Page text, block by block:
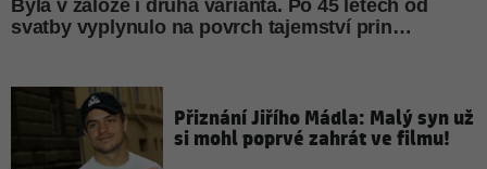
Přiznání Jiřího Mádla: Malý syn už
si mohl poprvé zahrát ve filmu!